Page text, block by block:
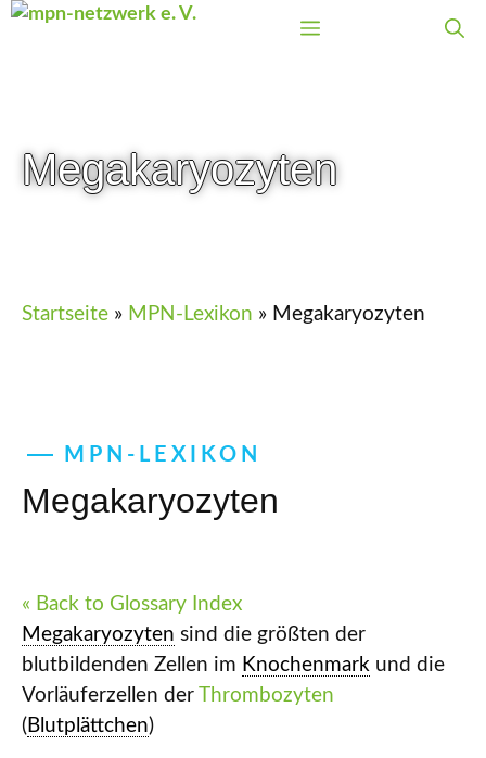
Zum
Menü
Megakaryozyten
Startseite » MPN-Lexikon » Megakaryozyten
MPN-LEXIKON
Megakaryozyten
« Back to Glossary Index
Megakaryozyten sind die größten der
blutbildenden Zellen im Knochenmark und die
Vorläuferzellen der Thrombozyten
( Blutplättchen)